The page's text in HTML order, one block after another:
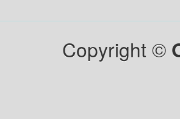
Copyright ©